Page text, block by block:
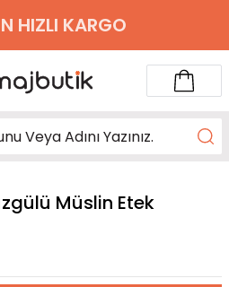
HIZLI KARGO
Müslin Etek